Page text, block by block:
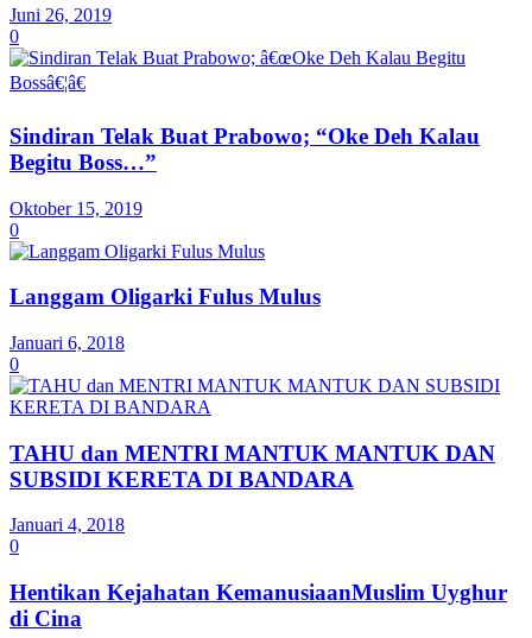
Juni 26, 2019
0
Sindiran Telak Buat Prabowo; “Oke Deh Kalau
Begitu Boss…”
Oktober 15, 2019
0
Langgam Oligarki Fulus Mulus
Januari 6, 2018
0
TAHU dan MENTRI MANTUK MANTUK DAN
SUBSIDI KERETA DI BANDARA
Januari 4, 2018
0
Hentikan Kejahatan KemanusiaanMuslim Uyghur
di Cina